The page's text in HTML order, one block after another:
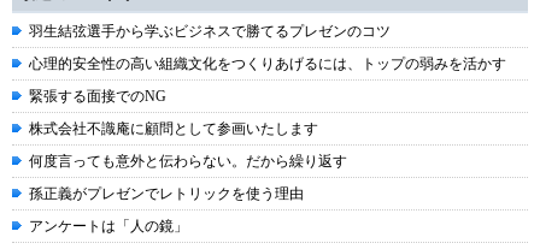
羽生結弦選手から学ぶビジネスで勝てるプレゼンのコツ
心理的安全性の高い組織文化をつくりあげるには、トップの弱みを活かす
緊張する面接でのNG
株式会社不識庵に顧問として参画いたします
何度言っても意外と伝わらない。だから繰り返す
孫正義がプレゼンでレトリックを使う理由
アンケートは「人の鏡」